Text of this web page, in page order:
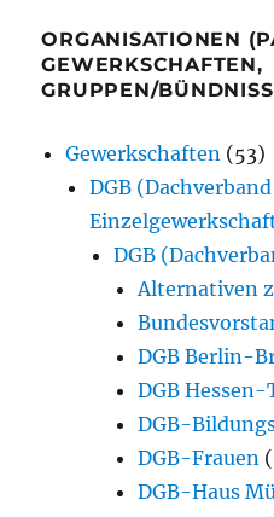
ORGANISATIONEN
GEWERKSCHAFTEN,
GRUPPEN/
Gewerkschaften (53)
DGB
DGB
Alternativen
DGB Berlin-
DGB
DGB-
DGB-Frauen
DGB-Haus